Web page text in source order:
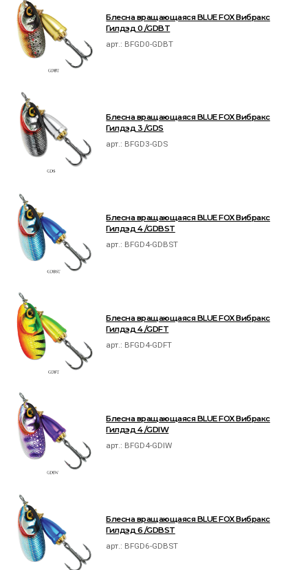
Блесна вращающаяся BLUE FOX Вибракс
Гилдэд 0 /GDBT
арт.: BFGD0-GDBT
Блесна вращающаяся BLUE FOX Вибракс
Гилдэд 3 /GDS
арт.: BFGD3-GDS
Блесна вращающаяся BLUE FOX Вибракс
Гилдэд 4 /GDBST
арт.: BFGD4-GDBST
Блесна вращающаяся BLUE FOX Вибракс
Гилдэд 4 /GDFT
арт.: BFGD4-GDFT
Блесна вращающаяся BLUE FOX Вибракс
Гилдэд 4 /GDIW
арт.: BFGD4-GDIW
Блесна вращающаяся BLUE FOX Вибракс
Гилдэд 6 /GDBST
арт.: BFGD6-GDBST